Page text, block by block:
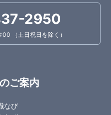
2950
（土日祝日を除く）
ご案内
なび